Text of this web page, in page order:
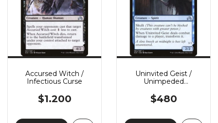
Accursed Witch /
Infectious Curse
$1.200
Uninvited Geist /
Unimpeded
$480